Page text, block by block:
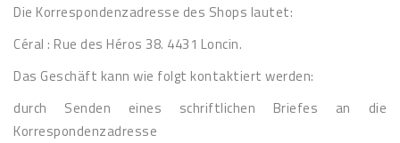
Die Korrespondenzadresse des Shops lautet:
Céral : Rue des Héros 38. 4431 Loncin.
Das Geschäft kann wie folgt kontaktiert werden:
durch Senden eines schriftlichen Briefes an die
Korrespondenzadresse